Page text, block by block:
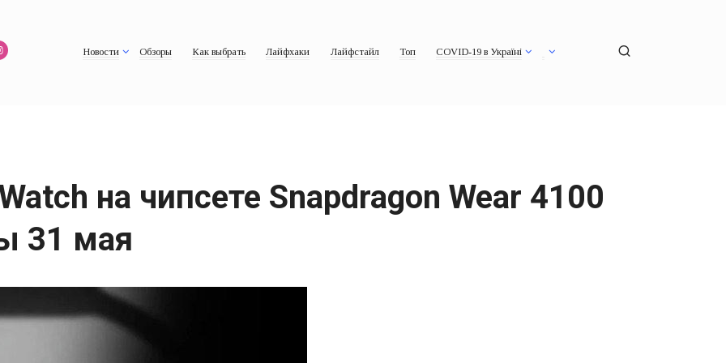
Новости Обзоры Как выбрать Лайфхаки Лайфстайл Топ COVID-19 в Україні
на чипсете Snapdragon Wear 4100
31 мая